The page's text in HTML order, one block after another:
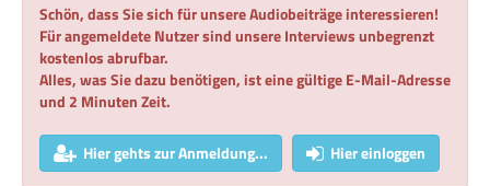
Schön, dass Sie sich für unsere Audiobeiträge interessieren!
Für angemeldete Nutzer sind unsere Interviews unbegrenzt
kostenlos abrufbar.
Alles, was Sie dazu benötigen, ist eine gültige E-Mail-Adresse
und 2 Minuten Zeit.
Hier gehts zur Anmeldung... Hier einloggen